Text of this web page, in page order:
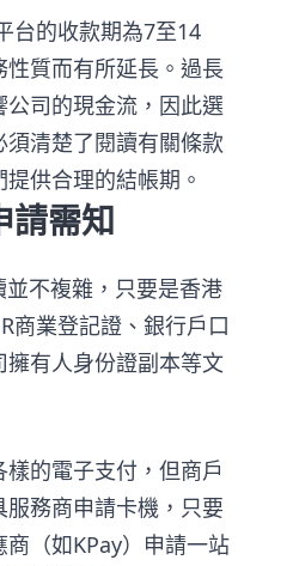
台的收款期為7至14
質而有所延長。過長
司的現金流，因此選
清楚了閱讀有關條款
供合理的結帳期。
請需知
並不複雜，只要是香港
商業登記證、銀行戶口
有人身份證副本等文
的電子支付，但商戶
務商申請卡機，只要
（如KPay）申請一站